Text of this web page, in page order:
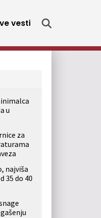
vesti
u
za
najviša
35 do 40